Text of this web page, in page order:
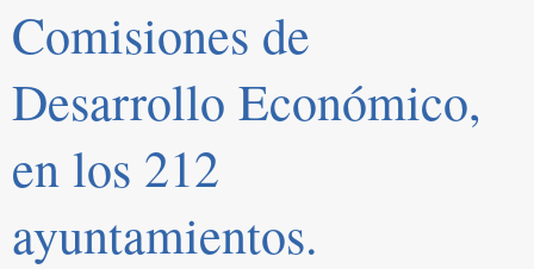
Comisiones de
Desarrollo Económico,
en los 212
ayuntamientos.